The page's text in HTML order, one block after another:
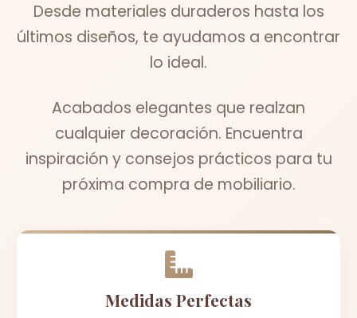
Desde materiales duraderos hasta los
últimos diseños, te ayudamos a encontrar
lo ideal.
Acabados elegantes que realzan
cualquier decoración. Encuentra
inspiración y consejos prácticos para tu
próxima compra de mobiliario.
Medidas Perfectas